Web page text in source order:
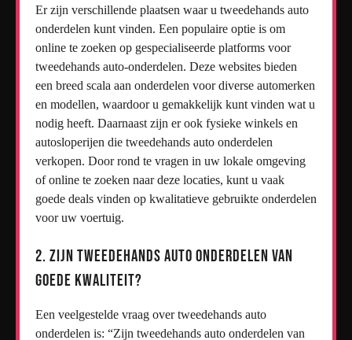
Er zijn verschillende plaatsen waar u tweedehands auto
onderdelen kunt vinden. Een populaire optie is om
online te zoeken op gespecialiseerde platforms voor
tweedehands auto-onderdelen. Deze websites bieden
een breed scala aan onderdelen voor diverse automerken
en modellen, waardoor u gemakkelijk kunt vinden wat u
nodig heeft. Daarnaast zijn er ook fysieke winkels en
autosloperijen die tweedehands auto onderdelen
verkopen. Door rond te vragen in uw lokale omgeving
of online te zoeken naar deze locaties, kunt u vaak
goede deals vinden op kwalitatieve gebruikte onderdelen
voor uw voertuig.
2. Zijn tweedehands auto onderdelen van
goede kwaliteit?
Een veelgestelde vraag over tweedehands auto
onderdelen is: “Zijn tweedehands auto onderdelen van